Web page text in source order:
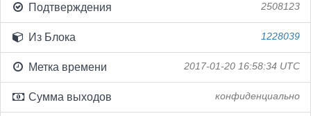
Подтверждения 2508123
Из Блока 1228039
Метка времени 2017-01-20 16:58:34 UTC
Сумма выходов конфиденциально